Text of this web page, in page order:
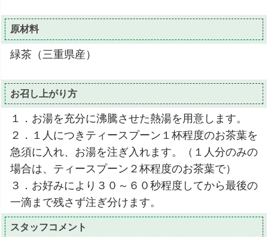
原材料
緑茶（三重県産）
お召し上がり方
１．お湯を充分に沸騰させた熱湯を用意します。
２．１人につきティースプーン１杯程度のお茶葉を
急須に入れ、お湯を注ぎ入れます。（１人分のみの
場合は、ティースプーン２杯程度のお茶葉で）
３．お好みにより３０～６０秒程度してから最後の
一滴まで残さず注ぎ分けます。
スタッフコメント